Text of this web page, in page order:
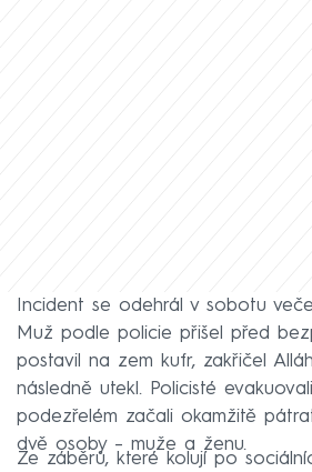
Incident se odehrál v sobotu
Muž podle policie přišel před
postavil na zem kufr, zakřičel
následně utekl. Policisté
podezřelém začali okamžitě
dvě osoby – muže a ženu.
Ze záběrů, které kolují po